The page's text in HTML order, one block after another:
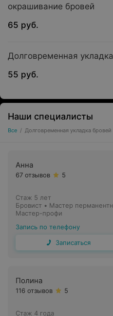
окрашивание бровей
65 руб.
Долговременная
55 руб.
Наши специалисты
Все / Долговременная укладка
Анна
67 отзывов 5
Стаж 5 лет
Бровист • Мастер
Мастер-профи
Запись по телефону
Записаться
Полина
116 отзывов 5
Стаж 4 года